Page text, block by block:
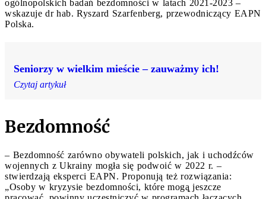
ogólnopolskich badań bezdomności w latach 2021-2023 –
wskazuje dr hab. Ryszard Szarfenberg, przewodniczący EAPN
Polska.
Seniorzy w wielkim mieście – zauważmy ich!
Czytaj artykuł
Bezdomność
– Bezdomność zarówno obywateli polskich, jak i uchodźców
wojennych z Ukrainy mogła się podwoić w 2022 r. –
stwierdzają eksperci EAPN. Proponują też rozwiązania:
„Osoby w kryzysie bezdomności, które mogą̨ jeszcze